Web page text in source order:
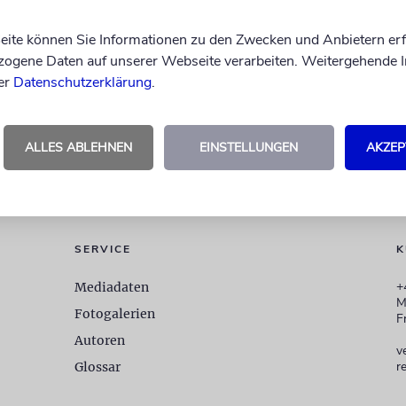
SERVICE
Mediadaten
Fotogalerien
Autoren
Glossar
können Sie Informationen zu den Zwecken und Anbietern
Daten auf unserer Webseite verarbeiten. Weitergehende
Datenschutzerklärung.
ALLES ABLEHNEN EINSTELLUNGEN